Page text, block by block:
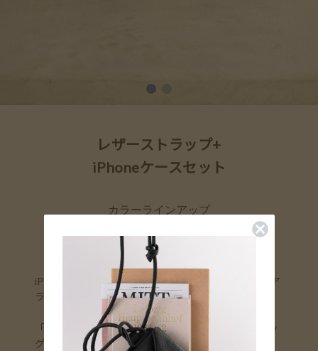
レザーストラップ+
iPhoneケースセット
カラーラインアップ
iPhone＋必要最低限のアイテムを携帯できる、ウェア
ラブルなiPhoneケース。
「カードケース」、「ウォレット」、「マイクロバッ
グ」の3種類からお選びいただけます。